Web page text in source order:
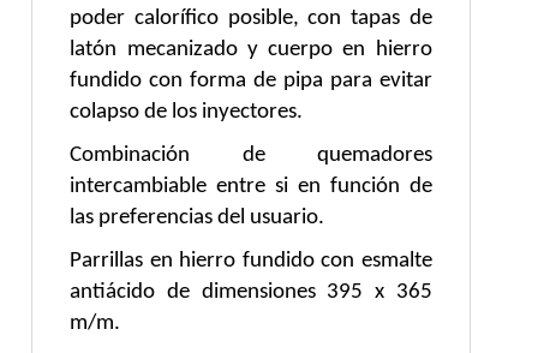
poder calorífico posible, con tapas de
latón mecanizado y cuerpo en hierro
fundido con forma de pipa para evitar
colapso de los inyectores.
Combinación de quemadores
intercambiable entre si en función de
las preferencias del usuario.
Parrillas en hierro fundido con esmalte
antiácido de dimensiones 395 x 365
m/m.